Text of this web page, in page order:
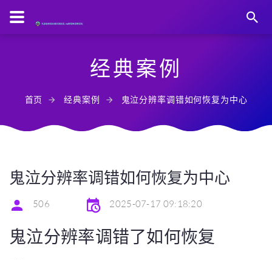
经典案例
首页 经典案例 鬼泣分辨率调错如何恢复为中心
鬼泣分辨率调错如何恢复为中心
506 2025-07-17 09:18:20
鬼泣分辨率调错了如何恢复